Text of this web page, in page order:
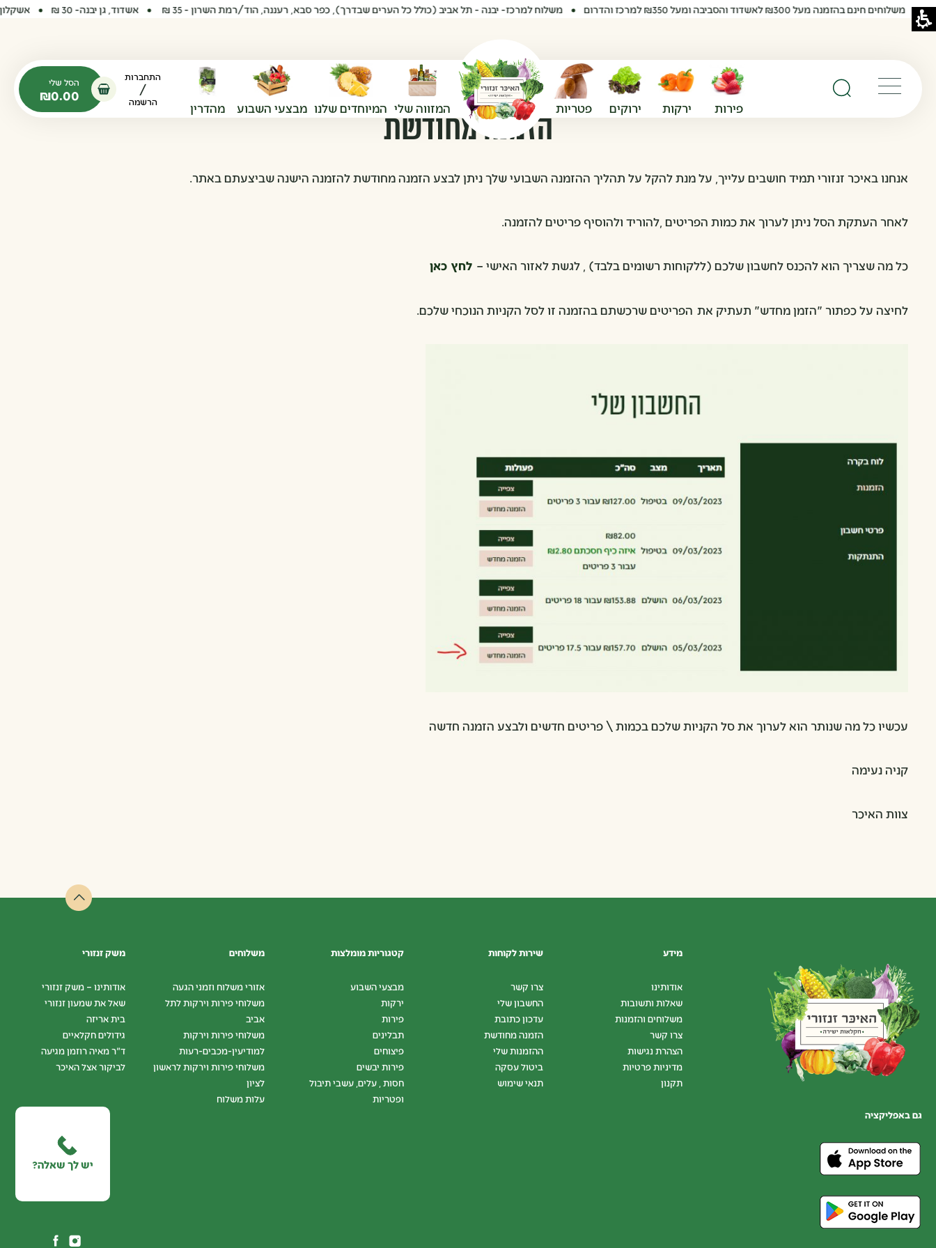
משלוחים חינם בהזמנה מעל ₪300 לאשדוד והסביבה ומעל ₪350 למרכז והדרום משלוח למרכז- יבנה - תל אביב (כולל כל הערים שבדרך), כפר סבא, רעננה, הוד/רמת השרון - 35 ₪ אשדוד, גן יבנה- 30 ₪ אשקלון
פירות ירקות ירוקים פטריות המזווה שלי המיוחדים שלנו מבצעי השבוע מהדרין
התחברות
/
הרשמה
הסל שלי
₪0.00
פתיחת עגלת קניות
פתיחת פופאפ עגלה ריקה
הזמנה מחודשת
אנחנו באיכר זנזורי תמיד חושבים עלייך, על מנת להקל על תהליך ההזמנה השבועי שלך ניתן לבצע הזמנה מחודשת להזמנה הישנה שביצעתם באתר.
לאחר העתקת הסל ניתן לערוך את כמות הפריטים ,להוריד ולהוסיף פריטים להזמנה.
כל מה שצריך הוא להכנס לחשבון שלכם (ללקוחות רשומים בלבד) , לגשת לאזור האישי – לחץ כאן
לחיצה על כפתור "הזמן מחדש" תעתיק את הפריטים שרכשתם בהזמנה זו לסל הקניות הנוכחי שלכם.
עכשיו כל מה שנותר הוא לערוך את סל הקניות שלכם בכמות \ פריטים חדשים ולבצע הזמנה חדשה
קניה נעימה
צוות האיכר
מידע
אודותינו
שאלות ותשובות
משלוחים והזמנות
צרו קשר
הצהרת נגישות
מדיניות פרטיות
תקנון
שירות לקוחות
צרו קשר
החשבון שלי
עדכון כתובת
הזמנה מחודשת
ההזמנות שלי
ביטול עסקה
תנאי שימוש
קטגוריות מומלצות
מבצעי השבוע
ירקות
פירות
תבלינים
פיצוחים
פירות יבשים
חסות , עלים, עשבי תיבול
ופטריות
משלוחים
אזורי משלוח וזמני הגעה
משלוחי פירות וירקות לתל
אביב
משלוחי פירות וירקות
למודיעין-מכבים-רעות
משלוחי פירות וירקות לראשון
לציון
עלות משלוח
משק זנזורי
אודותינו – משק זנזורי
שאל את שמעון זנזורי
בית אריזה
גידולים חקלאיים
ד"ר מאיה רוזמן מגיעה
לביקור אצל האיכר
גם באפליקציה
יש לך שאלה?